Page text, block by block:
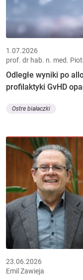
1.07.2026
prof. dr hab. n. med.
Odległe wyniki po
profilaktyki GvHD
Ostre białaczki
23.06.2026
Emil Zawieja